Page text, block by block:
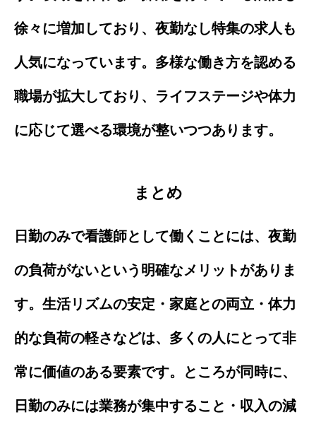
徐々に増加しており、夜勤なし特集の求人も
人気になっています。多様な働き方を認める
職場が拡大しており、ライフステージや体力
に応じて選べる環境が整いつつあります。
まとめ
日勤のみで看護師として働くことには、夜勤
の負荷がないという明確なメリットがありま
す。生活リズムの安定・家庭との両立・体力
的な負荷の軽さなどは、多くの人にとって非
常に価値のある要素です。ところが同時に、
日勤のみには業務が集中すること・収入の減